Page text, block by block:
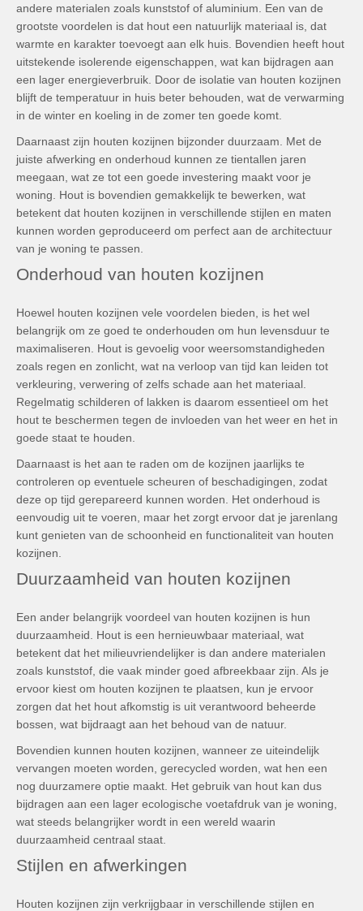
andere materialen zoals kunststof of aluminium. Een van de
grootste voordelen is dat hout een natuurlijk materiaal is, dat
warmte en karakter toevoegt aan elk huis. Bovendien heeft hout
uitstekende isolerende eigenschappen, wat kan bijdragen aan
een lager energieverbruik. Door de isolatie van houten kozijnen
blijft de temperatuur in huis beter behouden, wat de verwarming
in de winter en koeling in de zomer ten goede komt.
Daarnaast zijn houten kozijnen bijzonder duurzaam. Met de
juiste afwerking en onderhoud kunnen ze tientallen jaren
meegaan, wat ze tot een goede investering maakt voor je
woning. Hout is bovendien gemakkelijk te bewerken, wat
betekent dat houten kozijnen in verschillende stijlen en maten
kunnen worden geproduceerd om perfect aan de architectuur
van je woning te passen.
Onderhoud van houten kozijnen
Hoewel houten kozijnen vele voordelen bieden, is het wel
belangrijk om ze goed te onderhouden om hun levensduur te
maximaliseren. Hout is gevoelig voor weersomstandigheden
zoals regen en zonlicht, wat na verloop van tijd kan leiden tot
verkleuring, verwering of zelfs schade aan het materiaal.
Regelmatig schilderen of lakken is daarom essentieel om het
hout te beschermen tegen de invloeden van het weer en het in
goede staat te houden.
Daarnaast is het aan te raden om de kozijnen jaarlijks te
controleren op eventuele scheuren of beschadigingen, zodat
deze op tijd gerepareerd kunnen worden. Het onderhoud is
eenvoudig uit te voeren, maar het zorgt ervoor dat je jarenlang
kunt genieten van de schoonheid en functionaliteit van houten
kozijnen.
Duurzaamheid van houten kozijnen
Een ander belangrijk voordeel van houten kozijnen is hun
duurzaamheid. Hout is een hernieuwbaar materiaal, wat
betekent dat het milieuvriendelijker is dan andere materialen
zoals kunststof, die vaak minder goed afbreekbaar zijn. Als je
ervoor kiest om houten kozijnen te plaatsen, kun je ervoor
zorgen dat het hout afkomstig is uit verantwoord beheerde
bossen, wat bijdraagt aan het behoud van de natuur.
Bovendien kunnen houten kozijnen, wanneer ze uiteindelijk
vervangen moeten worden, gerecycled worden, wat hen een
nog duurzamere optie maakt. Het gebruik van hout kan dus
bijdragen aan een lager ecologische voetafdruk van je woning,
wat steeds belangrijker wordt in een wereld waarin
duurzaamheid centraal staat.
Stijlen en afwerkingen
Houten kozijnen zijn verkrijgbaar in verschillende stijlen en